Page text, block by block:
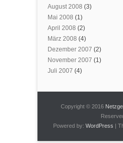
August 2008 (3)
Mai 2008 (1)
April 2008 (2)
März 2008 (4)
Dezember 2007 (2)
November 2007 (1)
Juli 2007 (4)
Copyright © 2016
Powered by: WordPress |